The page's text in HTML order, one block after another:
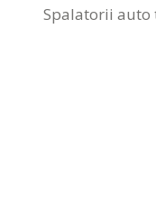
Spalatorii auto